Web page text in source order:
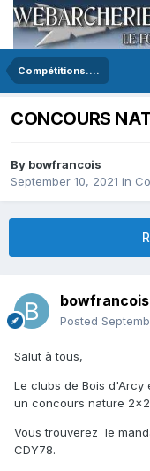
Compétitions....
CONCOURS
By bowfrancois
September 10, 2021 in
bowfrancois
Posted
Salut à tous,
Le clubs de Bois d'Arcy
un concours nature
Vous trouverez le
CDY78.